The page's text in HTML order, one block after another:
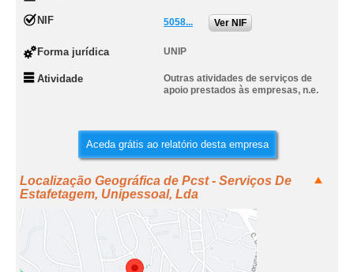
NIF 5058... Ver NIF
Forma jurídica UNIP
Atividade
Outras atividades de serviços de
apoio prestados às empresas, n.e.
Aceda grátis ao relatório desta empresa
Localização Geográfica de Pcst - Serviços De
Estafetagem, Unipessoal, Lda